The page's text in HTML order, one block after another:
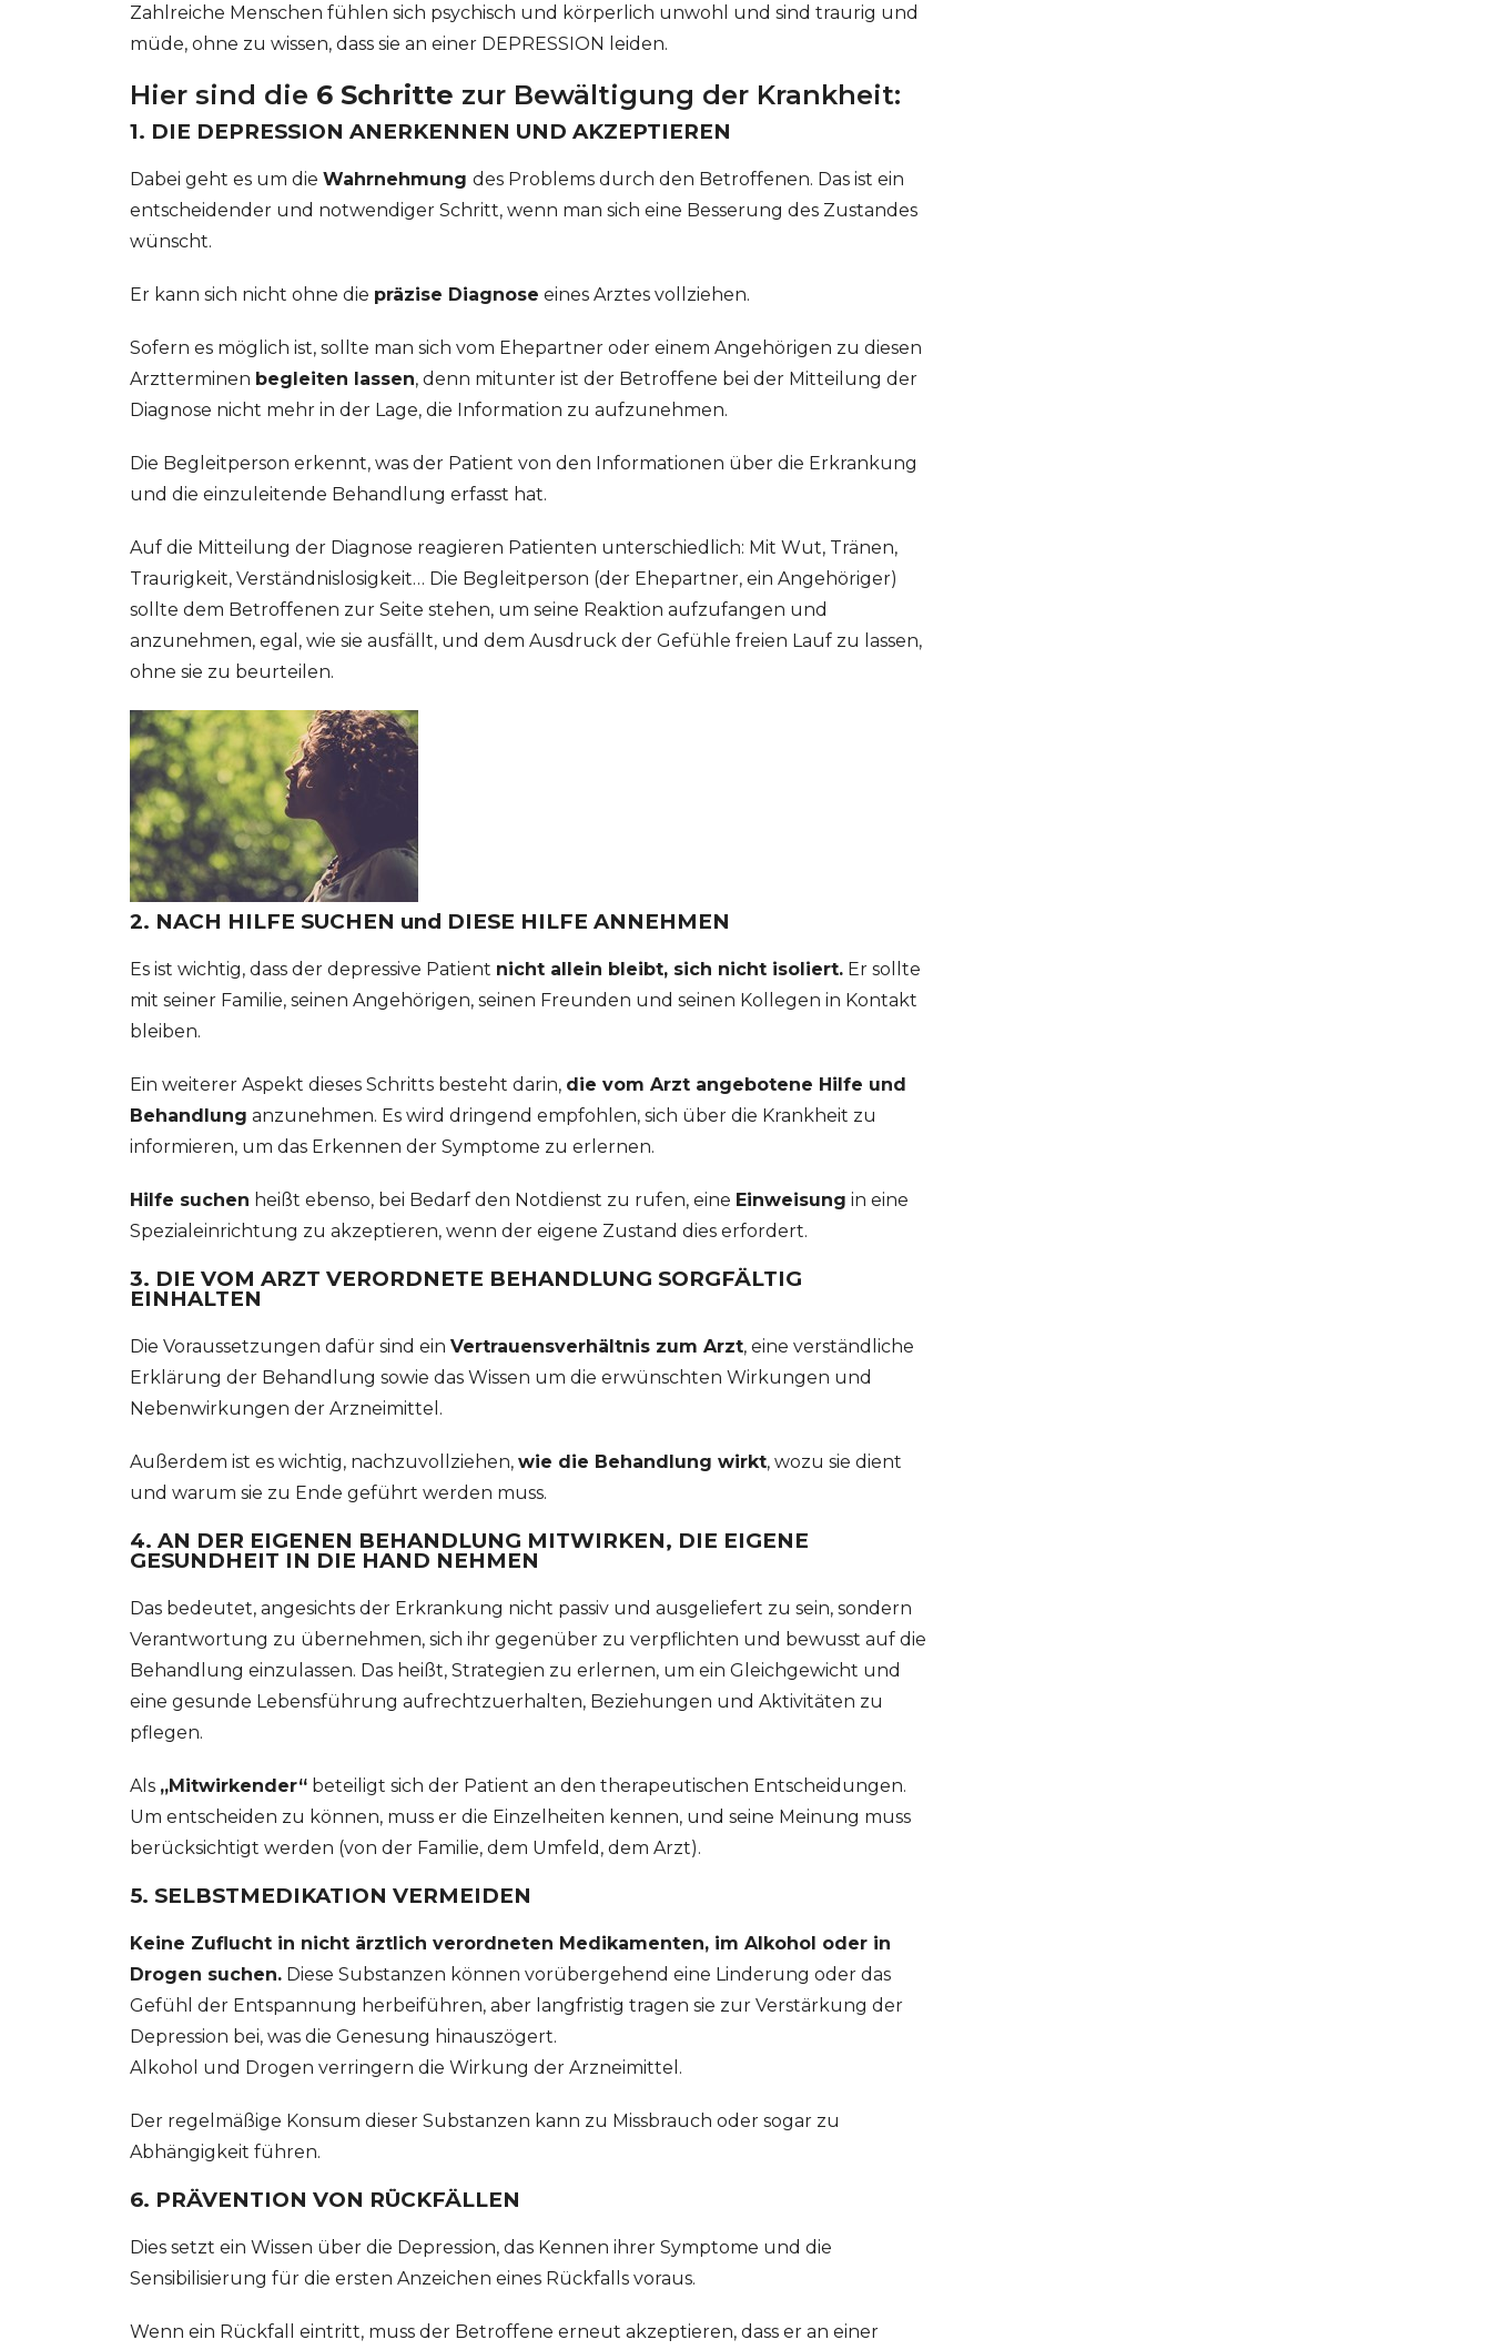
Zahlreiche Menschen fühlen sich psychisch und körperlich unwohl und sind traurig und
müde, ohne zu wissen, dass sie an einer DEPRESSION leiden.
Hier sind die 6 Schritte zur Bewältigung der Krankheit:
1. DIE DEPRESSION ANERKENNEN UND AKZEPTIEREN
Dabei geht es um die Wahrnehmung des Problems durch den Betroffenen. Das ist ein
entscheidender und notwendiger Schritt, wenn man sich eine Besserung des Zustandes
wünscht.
Er kann sich nicht ohne die präzise Diagnose eines Arztes vollziehen.
Sofern es möglich ist, sollte man sich vom Ehepartner oder einem Angehörigen zu diesen
Arztterminen begleiten lassen, denn mitunter ist der Betroffene bei der Mitteilung der
Diagnose nicht mehr in der Lage, die Information zu aufzunehmen.
Die Begleitperson erkennt, was der Patient von den Informationen über die Erkrankung
und die einzuleitende Behandlung erfasst hat.
Auf die Mitteilung der Diagnose reagieren Patienten unterschiedlich: Mit Wut, Tränen,
Traurigkeit, Verständnislosigkeit… Die Begleitperson (der Ehepartner, ein Angehöriger)
sollte dem Betroffenen zur Seite stehen, um seine Reaktion aufzufangen und
anzunehmen, egal, wie sie ausfällt, und dem Ausdruck der Gefühle freien Lauf zu lassen,
ohne sie zu beurteilen.
2. NACH HILFE SUCHEN und DIESE HILFE ANNEHMEN
Es ist wichtig, dass der depressive Patient nicht allein bleibt, sich nicht isoliert.Er sollte
mit seiner Familie, seinen Angehörigen, seinen Freunden und seinen Kollegen in Kontakt
bleiben.
Ein weiterer Aspekt dieses Schritts besteht darin, die vom Arzt angebotene Hilfe und
Behandlung anzunehmen. Es wird dringend empfohlen, sich über die Krankheit zu
informieren, um das Erkennen der Symptome zu erlernen.
Hilfe suchen heißt ebenso, bei Bedarf den Notdienst zu rufen, eine Einweisung in eine
Spezialeinrichtung zu akzeptieren, wenn der eigene Zustand dies erfordert.
3. DIE VOM ARZT VERORDNETE BEHANDLUNG SORGFÄLTIG
EINHALTEN
Die Voraussetzungen dafür sind ein Vertrauensverhältnis zum Arzt, eine verständliche
Erklärung der Behandlung sowie das Wissen um die erwünschten Wirkungen und
Nebenwirkungen der Arzneimittel.
Außerdem ist es wichtig, nachzuvollziehen, wie die Behandlung wirkt, wozu sie dient
und warum sie zu Ende geführt werden muss.
4. AN DER EIGENEN BEHANDLUNG MITWIRKEN, DIE EIGENE
GESUNDHEIT IN DIE HAND NEHMEN
Das bedeutet, angesichts der Erkrankung nicht passiv und ausgeliefert zu sein, sondern
Verantwortung zu übernehmen, sich ihr gegenüber zu verpflichten und bewusst auf die
Behandlung einzulassen. Das heißt, Strategien zu erlernen, um ein Gleichgewicht und
eine gesunde Lebensführung aufrechtzuerhalten, Beziehungen und Aktivitäten zu
pflegen.
Als „Mitwirkender“beteiligt sich der Patient an den therapeutischen Entscheidungen.
Um entscheiden zu können, muss er die Einzelheiten kennen, und seine Meinung muss
berücksichtigt werden (von der Familie, dem Umfeld, dem Arzt).
5. SELBSTMEDIKATION VERMEIDEN
Keine Zuflucht in nicht ärztlich verordneten Medikamenten, im Alkohol oder in
Drogen suchen.Diese Substanzen können vorübergehend eine Linderung oder das
Gefühl der Entspannung herbeiführen, aber langfristig tragen sie zur Verstärkung der
Depression bei, was die Genesung hinauszögert.
Alkohol und Drogen verringern die Wirkung der Arzneimittel.
Der regelmäßige Konsum dieser Substanzen kann zu Missbrauch oder sogar zu
Abhängigkeit führen.
6. PRÄVENTION VON RÜCKFÄLLEN
Dies setzt ein Wissen über die Depression, das Kennen ihrer Symptome und die
Sensibilisierung für die ersten Anzeichen eines Rückfalls voraus.
Wenn ein Rückfall eintritt, muss der Betroffene erneut akzeptieren, dass er an einer